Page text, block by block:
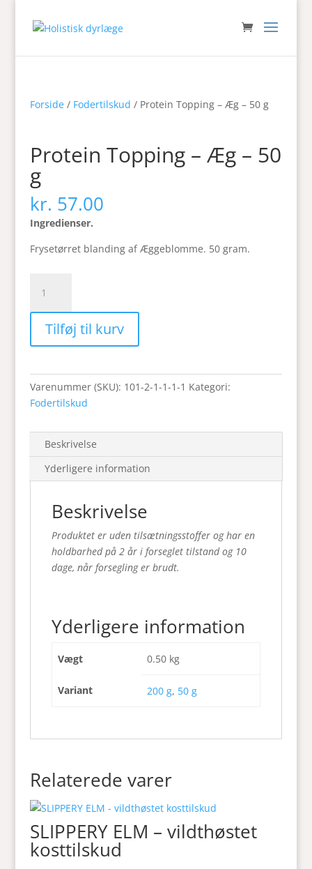
Forside/ Fodertilskud / Protein Topping – Æg – 50 g
Protein Topping – Æg – 50
g
kr. 57.00
Ingredienser.
Frysetørret blanding af Æggeblomme. 50 gram.
Topping
-
-
g
antal
Tilføj til kurv
Varenummer (SKU): 101-2-1-1-1-1 Kategori:
Fodertilskud
Beskrivelse
Yderligere information
Beskrivelse
Produktet er uden tilsætningsstoffer og har en
holdbarhed på 2 år i forseglet tilstand og 10
dage, når forsegling er brudt.
Yderligere information
Vægt 0.50 kg
Variant 200 g, 50 g
Relaterede varer
SLIPPERY ELM – vildthøstet
kosttilskud